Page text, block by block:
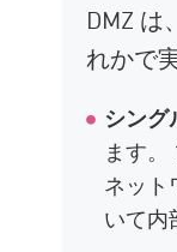
DMZ は、
れかで
シン
ます
ネット
いて内